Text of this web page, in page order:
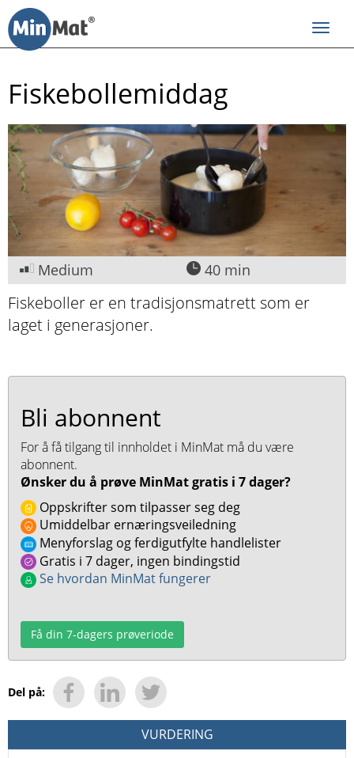
innhold
Fiskebollemiddag
Medium 40 min
Fiskeboller er en tradisjonsmatrett som er
laget i generasjoner.
Bli abonnent
For å få tilgang til innholdet i MinMat må du være
abonnent.
Ønsker du å prøve MinMat gratis i 7 dager?
Oppskrifter som tilpasser seg deg
Umiddelbar ernæringsveiledning
Menyforslag og ferdigutfylte handlelister
Gratis i 7 dager, ingen bindingstid
Se hvordan MinMat fungerer
Få din 7-dagers prøveriode
Del på:
VURDERING